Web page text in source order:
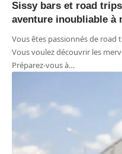
Sissy bars et road
aventure inoubliable à
Vous êtes passionnés de road
Vous voulez découvrir les
Préparez-vous à…